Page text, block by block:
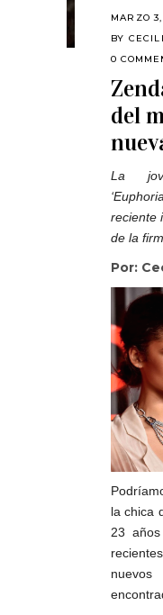
MARZO
BY
0
del
La
reciente
de la
Por:
la chica
23
nuevos